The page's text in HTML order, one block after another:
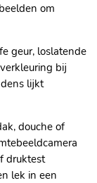
om
geur, loslatende
bij
lijkt
douche of
druktest
lek in een